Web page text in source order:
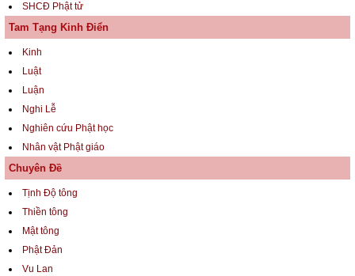
SHCĐ Phật tử
Tam Tạng Kinh Điển
Kinh
Luật
Luận
Nghi Lễ
Nghiên cứu Phật học
Nhân vật Phật giáo
Chuyên Đề
Tịnh Độ tông
Thiền tông
Mật tông
Phật Đản
Vu Lan